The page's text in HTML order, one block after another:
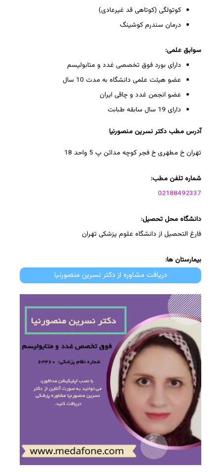
کوتولگی (کوتاهی قد غیرعادی)
درمان سندرم کوشینگ
سوابق علمی:
دارای بورد فوق تخصصی غدد و متابولیسم
عضو هیئت علمی دانشگاه به مدت 10 سال
عضو انجمن غدد و چاقی ایران
دارای 19 سال سابقه طبابت
آدرس مطب دکتر نسرین منصورنیا
تهران خ مطهری خ فجر کوچه مدائن پ 5 واحد 18
شماره تلفن مطب:
02188492337
دانشگاه محل تحصیل:
فارغ التحصیل از دانشگاه علوم پزشکی تهران
بیمارستان ها:
دریافت مشاوره از دکتر نسرین منصورنیا